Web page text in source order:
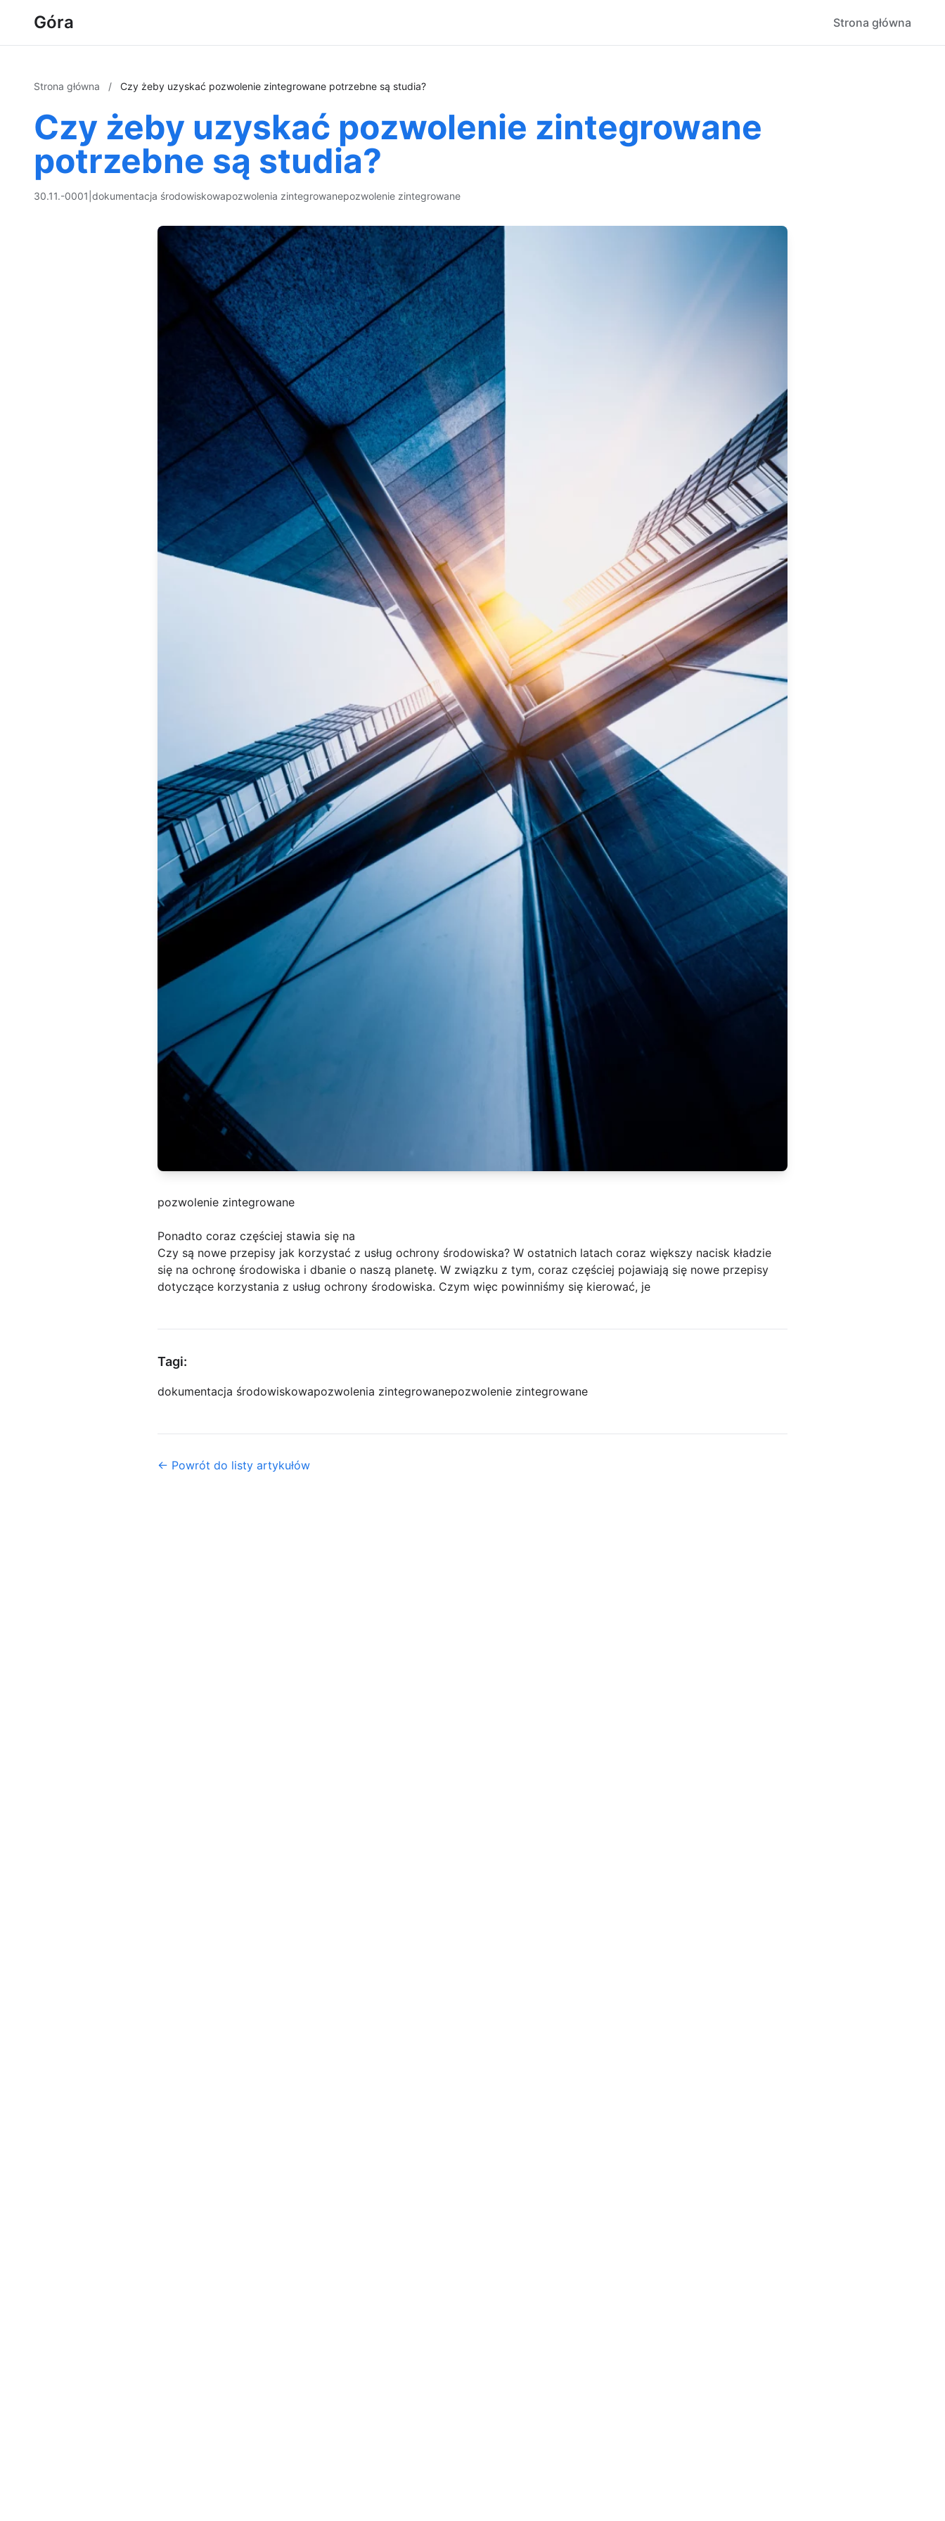
Góra Strona główna
Strona główna / Czy żeby uzyskać pozwolenie zintegrowane potrzebne są studia?
Czy żeby uzyskać pozwolenie zintegrowane
potrzebne są studia?
30.11.-0001 dokumentacja środowiskowapozwolenia zintegrowanepozwolenie zintegrowane
pozwolenie zintegrowane
Ponadto coraz częściej stawia się na
Czy są nowe przepisy jak korzystać z usług ochrony środowiska? W ostatnich latach coraz większy nacisk kładzie
się na ochronę środowiska i dbanie o naszą planetę. W związku z tym, coraz częściej pojawiają się nowe przepisy
dotyczące korzystania z usług ochrony środowiska. Czym więc powinniśmy się kierować, je
Tagi:
dokumentacja środowiskowapozwolenia zintegrowanepozwolenie zintegrowane
← Powrót do listy artykułów